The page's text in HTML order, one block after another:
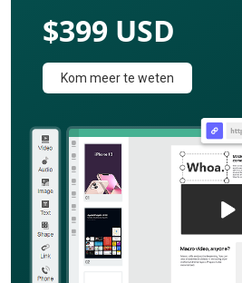
$399 USD
Kom meer te weten